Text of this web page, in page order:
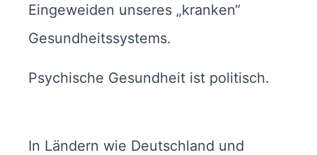
Eingeweiden unseres „kranken“
Gesundheitssystems.
Psychische Gesundheit ist politisch.
In Ländern wie Deutschland und